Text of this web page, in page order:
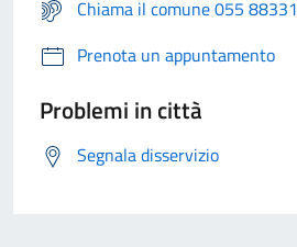
Chiama il comune 055 88331
Prenota un appuntamento
Problemi in città
Segnala disservizio